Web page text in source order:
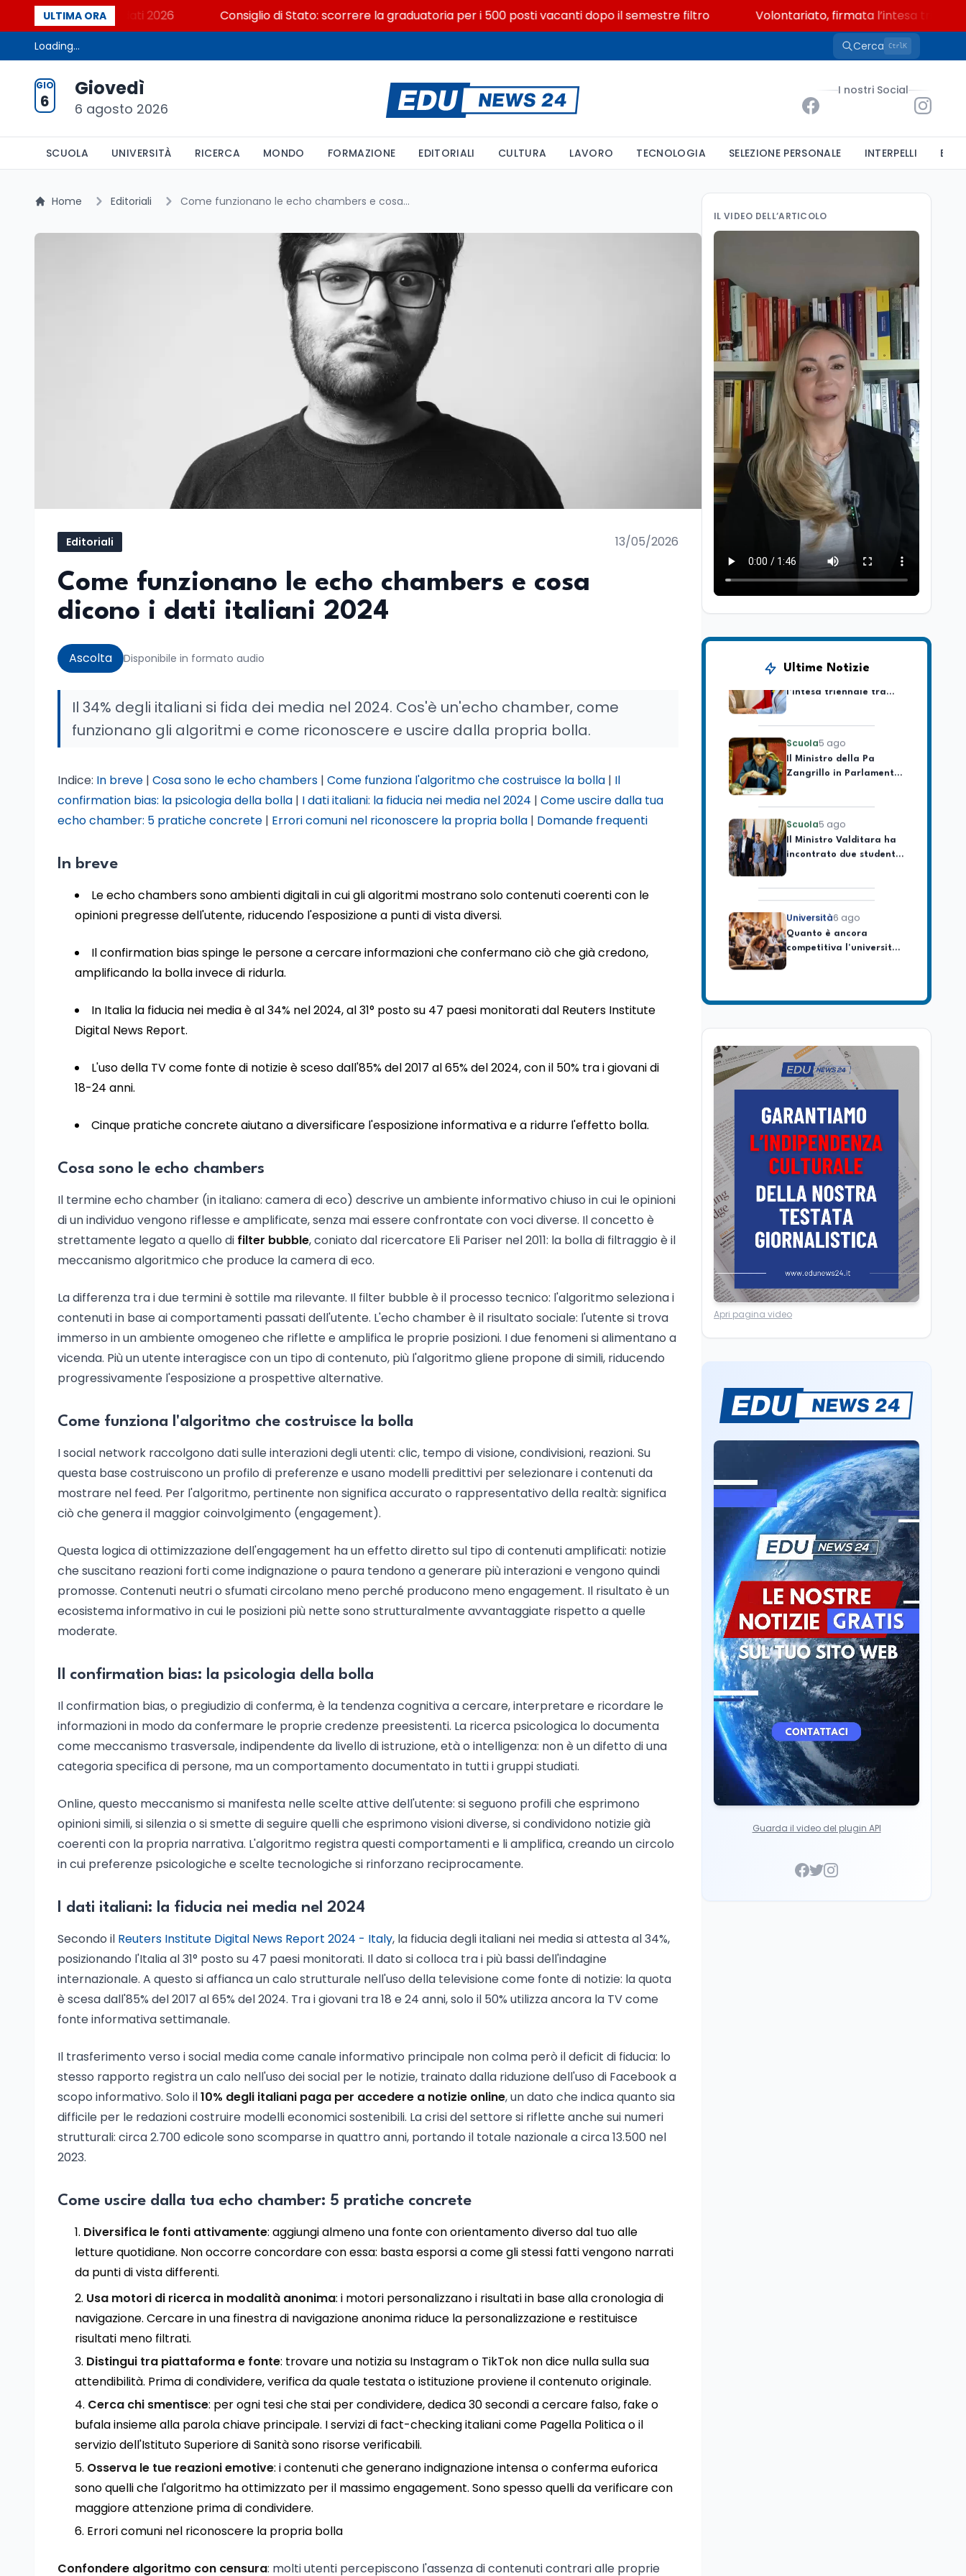
ULTIMA ORA
dicono i dati 2026 Consiglio di Stato: scorrere la graduatoria per i 500 posti vacanti dopo il semestre filtro Volontariato, firmata l’intesa triennale tra
Loading... Cerca CtrlK
GIO
6
Giovedì
6 agosto 2026
I nostri Social
SCUOLA UNIVERSITÀ RICERCA MONDO FORMAZIONE EDITORIALI CULTURA LAVORO TECNOLOGIA SELEZIONE PERSONALE INTERPELLI
Home Editoriali Come funzionano le echo chambers e cosa dicono i dati italiani 2024
Editoriali 13/05/2026
Come funzionano le echo chambers e cosa
dicono i dati italiani 2024
Ascolta Disponibile in formato audio
Il 34% degli italiani si fida dei media nel 2024. Cos'è un'echo chamber, come
funzionano gli algoritmi e come riconoscere e uscire dalla propria bolla.
Indice: In breve | Cosa sono le echo chambers | Come funziona l'algoritmo che costruisce la bolla | Il
confirmation bias: la psicologia della bolla | I dati italiani: la fiducia nei media nel 2024 | Come uscire dalla tua
echo chamber: 5 pratiche concrete | Errori comuni nel riconoscere la propria bolla | Domande frequenti
In breve
Le echo chambers sono ambienti digitali in cui gli algoritmi mostrano solo contenuti coerenti con le
opinioni pregresse dell'utente, riducendo l'esposizione a punti di vista diversi.
Il confirmation bias spinge le persone a cercare informazioni che confermano ciò che già credono,
amplificando la bolla invece di ridurla.
In Italia la fiducia nei media è al 34% nel 2024, al 31° posto su 47 paesi monitorati dal Reuters Institute
Digital News Report.
L'uso della TV come fonte di notizie è sceso dall'85% del 2017 al 65% del 2024, con il 50% tra i giovani di
18-24 anni.
Cinque pratiche concrete aiutano a diversificare l'esposizione informativa e a ridurre l'effetto bolla.
Cosa sono le echo chambers
Il termine echo chamber (in italiano: camera di eco) descrive un ambiente informativo chiuso in cui le opinioni
di un individuo vengono riflesse e amplificate, senza mai essere confrontate con voci diverse. Il concetto è
strettamente legato a quello di filter bubble, coniato dal ricercatore Eli Pariser nel 2011: la bolla di filtraggio è il
meccanismo algoritmico che produce la camera di eco.
La differenza tra i due termini è sottile ma rilevante. Il filter bubble è il processo tecnico: l'algoritmo seleziona i
contenuti in base ai comportamenti passati dell'utente. L'echo chamber è il risultato sociale: l'utente si trova
immerso in un ambiente omogeneo che riflette e amplifica le proprie posizioni. I due fenomeni si alimentano a
vicenda. Più un utente interagisce con un tipo di contenuto, più l'algoritmo gliene propone di simili, riducendo
progressivamente l'esposizione a prospettive alternative.
Come funziona l'algoritmo che costruisce la bolla
I social network raccolgono dati sulle interazioni degli utenti: clic, tempo di visione, condivisioni, reazioni. Su
questa base costruiscono un profilo di preferenze e usano modelli predittivi per selezionare i contenuti da
mostrare nel feed. Per l'algoritmo, pertinente non significa accurato o rappresentativo della realtà: significa
ciò che genera il maggior coinvolgimento (engagement).
Questa logica di ottimizzazione dell'engagement ha un effetto diretto sul tipo di contenuti amplificati: notizie
che suscitano reazioni forti come indignazione o paura tendono a generare più interazioni e vengono quindi
promosse. Contenuti neutri o sfumati circolano meno perché producono meno engagement. Il risultato è un
ecosistema informativo in cui le posizioni più nette sono strutturalmente avvantaggiate rispetto a quelle
moderate.
Il confirmation bias: la psicologia della bolla
Il confirmation bias, o pregiudizio di conferma, è la tendenza cognitiva a cercare, interpretare e ricordare le
informazioni in modo da confermare le proprie credenze preesistenti. La ricerca psicologica lo documenta
come meccanismo trasversale, indipendente da livello di istruzione, età o intelligenza: non è un difetto di una
categoria specifica di persone, ma un comportamento documentato in tutti i gruppi studiati.
Online, questo meccanismo si manifesta nelle scelte attive dell'utente: si seguono profili che esprimono
opinioni simili, si silenzia o si smette di seguire quelli che esprimono visioni diverse, si condividono notizie già
coerenti con la propria narrativa. L'algoritmo registra questi comportamenti e li amplifica, creando un circolo
in cui preferenze psicologiche e scelte tecnologiche si rinforzano reciprocamente.
I dati italiani: la fiducia nei media nel 2024
Secondo il Reuters Institute Digital News Report 2024 - Italy, la fiducia degli italiani nei media si attesta al 34%,
posizionando l'Italia al 31° posto su 47 paesi monitorati. Il dato si colloca tra i più bassi dell'indagine
internazionale. A questo si affianca un calo strutturale nell'uso della televisione come fonte di notizie: la quota
è scesa dall'85% del 2017 al 65% del 2024. Tra i giovani tra 18 e 24 anni, solo il 50% utilizza ancora la TV come
fonte informativa settimanale.
Il trasferimento verso i social media come canale informativo principale non colma però il deficit di fiducia: lo
stesso rapporto registra un calo nell'uso dei social per le notizie, trainato dalla riduzione dell'uso di Facebook a
scopo informativo. Solo il10% degli italiani paga per accedere a notizie online, un dato che indica quanto sia
difficile per le redazioni costruire modelli economici sostenibili. La crisi del settore si riflette anche sui numeri
strutturali: circa 2.700 edicole sono scomparse in quattro anni, portando il totale nazionale a circa 13.500 nel
2023.
Come uscire dalla tua echo chamber: 5 pratiche concrete
Diversifica le fonti attivamente: aggiungi almeno una fonte con orientamento diverso dal tuo alle
letture quotidiane. Non occorre concordare con essa: basta esporsi a come gli stessi fatti vengono narrati
da punti di vista differenti.
Usa motori di ricerca in modalità anonima: i motori personalizzano i risultati in base alla cronologia di
navigazione. Cercare in una finestra di navigazione anonima riduce la personalizzazione e restituisce
risultati meno filtrati.
Distingui tra piattaforma e fonte: trovare una notizia su Instagram o TikTok non dice nulla sulla sua
attendibilità. Prima di condividere, verifica da quale testata o istituzione proviene il contenuto originale.
Cerca chi smentisce: per ogni tesi che stai per condividere, dedica 30 secondi a cercare falso, fake o
bufala insieme alla parola chiave principale. I servizi di fact-checking italiani come Pagella Politica o il
servizio dell'Istituto Superiore di Sanità sono risorse verificabili.
Osserva le tue reazioni emotive: i contenuti che generano indignazione intensa o conferma euforica
sono quelli che l'algoritmo ha ottimizzato per il massimo engagement. Sono spesso quelli da verificare con
maggiore attenzione prima di condividere.
Errori comuni nel riconoscere la propria bolla
Confondere algoritmo con censura: molti utenti percepiscono l'assenza di contenuti contrari alle proprie
IL VIDEO DELL’ARTICOLO
Ultime Notizie
Università6 ago
Quanto è ancora
competitiva l'università
italiana? Cosa dicono i
dati 2026
Università5 ago
Consiglio di Stato:
Lavoro5 ago
l’intesa triennale tra
Scuola5 ago
Il Ministro della Pa
Zangrillo in Parlamento:
"12 miliardi per l'edilizia
Scuola5 ago
Il Ministro Valditara ha
incontrato due studenti
palestinesi giunti da
Università6 ago
Quanto è ancora
competitiva l'università
italiana? Cosa dicono i
Lavoro 5 ago
Volontariato, firmata
l’intesa triennale tra
Ministero del Lavoro e
CSVnet ETS
Scuola 5 ago
Il Ministro della Pa
Zangrillo in Parlamento:
"12 miliardi per l'edilizia
e la sicurezza delle
scuole con risorse Pnrr"
Scuola 5 ago
Il Ministro Valditara ha
palestinesi giunti da
superato la Maturità in
Italia
Università6 ago
Quanto è ancora
Università
Consiglio di Stato:
scorrere la graduatoria
dopo il semestre filtro
Lavoro5 ago
Volontariato, firmata
l’intesa triennale tra
Ministero del Lavoro e
CSVnet ETS
Scuola5 ago
Il Ministro della Pa
Zangrillo in Parlamento:
"12 miliardi per l'edilizia
e la sicurezza delle
scuole con risorse Pnrr"
Scuola5 ago
Il Ministro Valditara ha
incontrato due studenti
palestinesi giunti da
Gaza che hanno
superato la Maturità in
Italia
Apri pagina video
Guarda il video del plugin API